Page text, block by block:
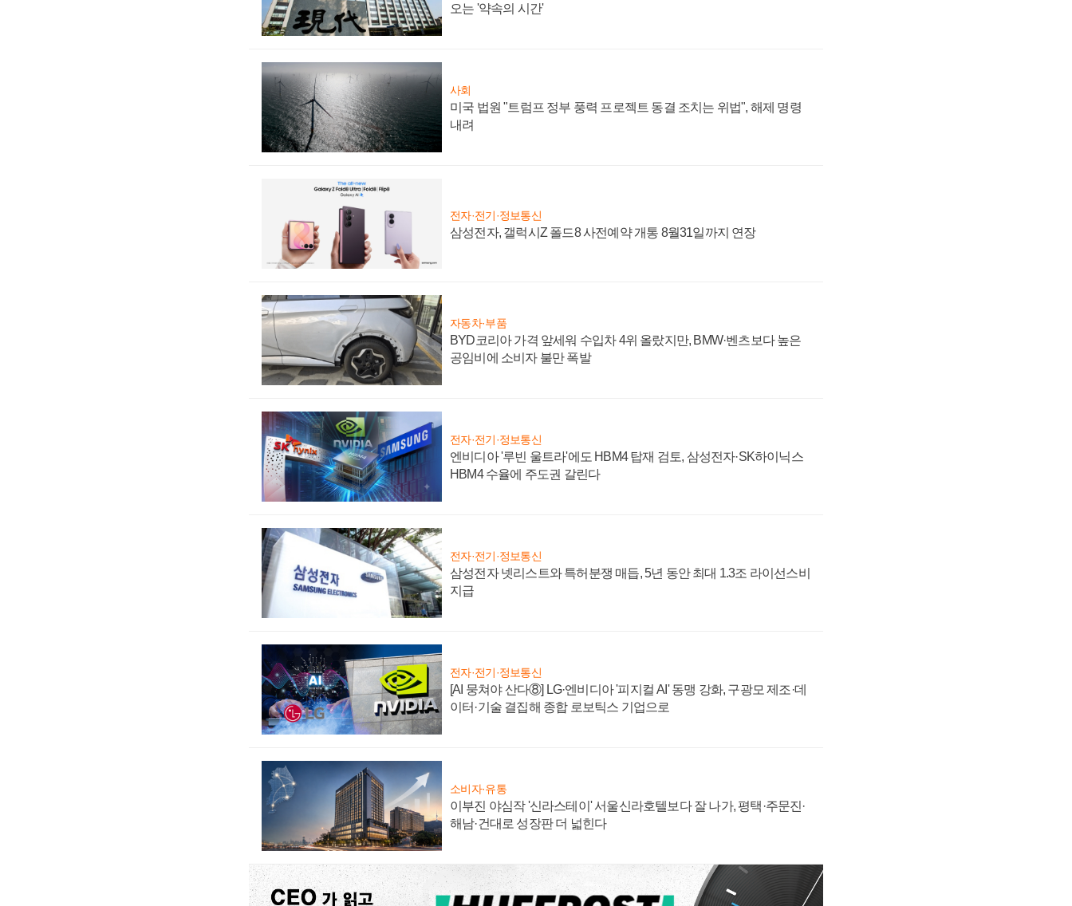
오는 '약속의 시간'
사회
미국 법원 "트럼프 정부 풍력 프로젝트 동결 조치는 위법", 해제 명령
내려
전자·전기·정보통신
삼성전자, 갤럭시Z 폴드8 사전예약 개통 8월31일까지 연장
자동차·부품
BYD코리아 가격 앞세워 수입차 4위 올랐지만, BMW·벤츠보다 높은
공임비에 소비자 불만 폭발
전자·전기·정보통신
엔비디아 '루빈 울트라'에도 HBM4 탑재 검토, 삼성전자·SK하이닉스
HBM4 수율에 주도권 갈린다
전자·전기·정보통신
삼성전자 넷리스트와 특허분쟁 매듭, 5년 동안 최대 1.3조 라이선스비
지급
전자·전기·정보통신
[AI 뭉쳐야 산다⑧] LG·엔비디아 '피지컬 AI' 동맹 강화, 구광모 제조·데
이터·기술 결집해 종합 로보틱스 기업으로
소비자·유통
이부진 야심작 '신라스테이' 서울신라호텔보다 잘 나가, 평택·주문진·
해남·건대로 성장판 더 넓힌다